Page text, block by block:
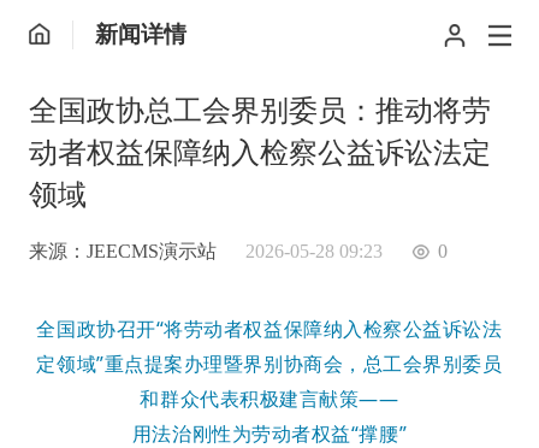
新闻详情
全国政协总工会界别委员：推动将劳
动者权益保障纳入检察公益诉讼法定
领域
来源：JEECMS演示站 2026-05-28 09:23 0
全国政协召开“将劳动者权益保障纳入检察公益诉讼法
定领域”重点提案办理暨界别协商会，总工会界别委员
和群众代表积极建言献策——
用法治刚性为劳动者权益“撑腰”